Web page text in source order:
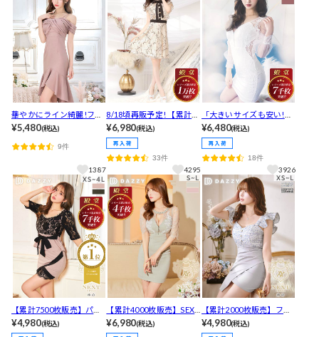
華やかにライン綺麗!フロ
ントツイストオフショル
ドレス[S~L/3サイズ展開]
¥5,480(税込)
9件
1387
8/18頃再販予定! 【累計1
万枚販売,LLあり】ネック
リボンフラワー総レース
フリルAラインミニ丈キャ
バドレス[XS~LL/5サイズ
展開]【入荷通知登録推
奨】
¥6,980(税込)
33件
4295
「大きいサイズも安い!」
と大好評★【累計7000枚
販売】モノトーンフロン
トジップサイドシアー長
袖タイトミニ丈キャバド
レス[XS～LL/5サイズ展
開]
¥6,480(税込)
18件
3926
【累計7500枚販売】パー
ル×ビジュー付レースタイ
トミニ丈キャバドレス[S~
¥4,980(税込)
【累計4000枚販売】SEXY
だけど可愛いの声！谷間
ジップ×くびれ爆誕カット
¥6,980(税込)
【累計2000枚販売】フリ
ルスリーブツイードアシ
メタイトミニ丈キャバド
¥4,980(税込)